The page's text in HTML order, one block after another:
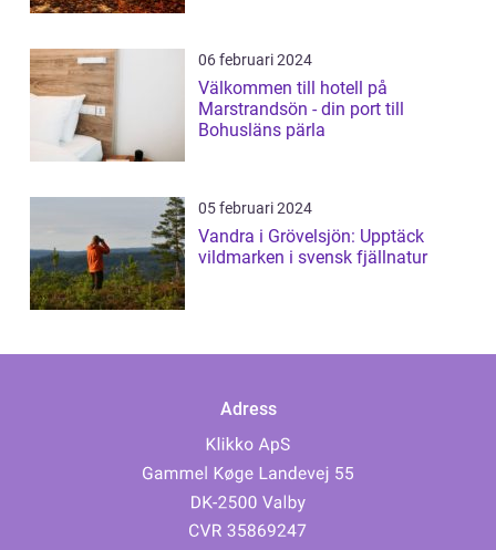
06 februari 2024
Välkommen till hotell på
Marstrandsön - din port till
Bohusläns pärla
05 februari 2024
Vandra i Grövelsjön: Upptäck
vildmarken i svensk fjällnatur
Adress